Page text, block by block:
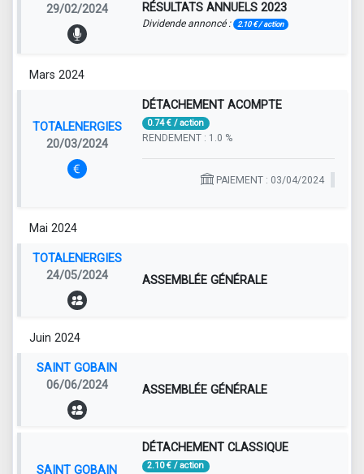
29/02/2024
RÉSULTATS ANNUELS 2023
Dividende annoncé : 2.10 € / action
Mars 2024
TOTALENERGIES
20/03/2024
DÉTACHEMENT ACOMPTE
0.74 € / action
RENDEMENT : 1.0 %
PAIEMENT : 03/04/2024
Mai 2024
TOTALENERGIES
24/05/2024
ASSEMBLÉE GÉNÉRALE
Juin 2024
SAINT GOBAIN
06/06/2024
ASSEMBLÉE GÉNÉRALE
SAINT GOBAIN
DÉTACHEMENT CLASSIQUE
2.10 € / action